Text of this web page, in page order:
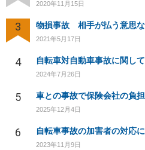
2020年11月15日
3 物損事故 相手が払う意思
2021年5月17日
4
2024年7月26日
5
2025年12月4日
6 自転車事故の加害者の対応
2023年11月9日